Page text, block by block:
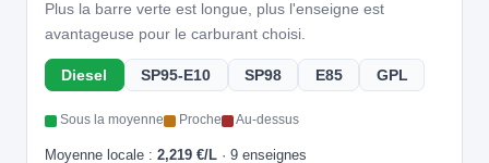
Plus la barre verte est longue, plus l'enseigne est
avantageuse pour le carburant choisi.
Diesel SP95-E10 SP98 E85 GPL
Sous la moyenne Proche Au-dessus
Moyenne locale : 2,219 €/L · 9 enseignes